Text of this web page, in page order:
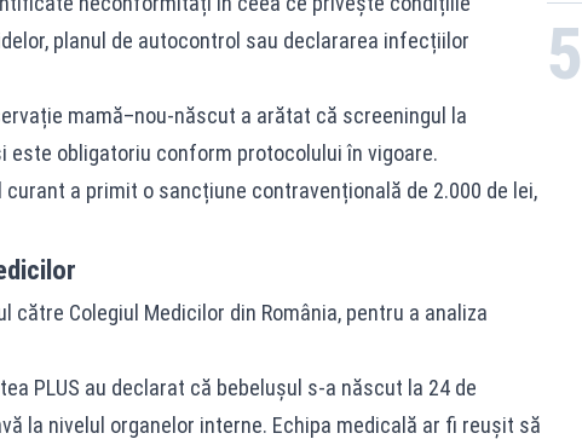
planul de autocontrol sau declararea infecțiilor
mamă–nou‑născut a arătat că screeningul la
obligatoriu conform protocolului în vigoare.
a primit o sancțiune contravențională de 2.000 de lei,
către Colegiul Medicilor din România, pentru a analiza
PLUS au declarat că bebelușul s‑a născut la 24 de
la nivelul organelor interne. Echipa medicală ar fi reușit să
5